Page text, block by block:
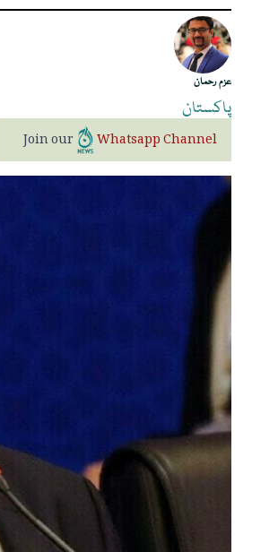
عزم رحمان
پاکستان
Join our Whatsapp Channel